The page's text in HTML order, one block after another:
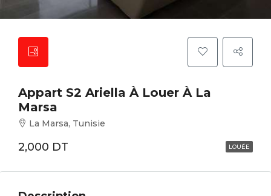
Appart S2 Ariella À Louer À La
Marsa
La Marsa, Tunisie
2,000 DT LOUÉE